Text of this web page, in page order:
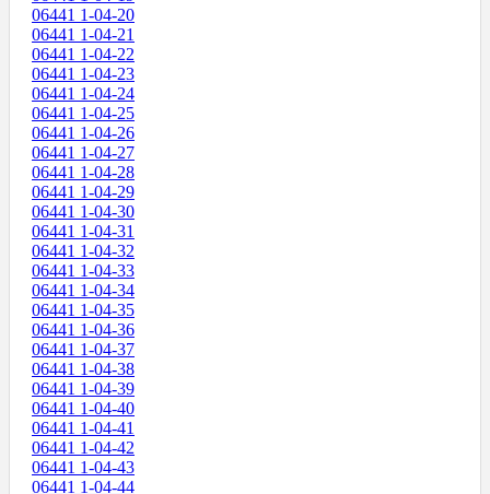
06441 1-04-20
06441 1-04-21
06441 1-04-22
06441 1-04-23
06441 1-04-24
06441 1-04-25
06441 1-04-26
06441 1-04-27
06441 1-04-28
06441 1-04-29
06441 1-04-30
06441 1-04-31
06441 1-04-32
06441 1-04-33
06441 1-04-34
06441 1-04-35
06441 1-04-36
06441 1-04-37
06441 1-04-38
06441 1-04-39
06441 1-04-40
06441 1-04-41
06441 1-04-42
06441 1-04-43
06441 1-04-44